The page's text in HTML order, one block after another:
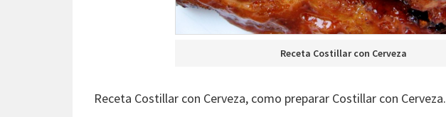
Receta Costillar con Cerveza
Receta Costillar con Cerveza, como preparar Costillar con Cerveza.